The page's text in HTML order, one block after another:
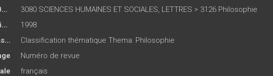
CLIL (Version 2013-2019 )
3080 SCIENCES HUMAINES ET SOCIALES, LETTRES > 3126 Philosophie
Date de première publication du titre
1998
Code Identifiant de classement sujet
Classification thématique Thema: Philosophie
Numéro de revue
français